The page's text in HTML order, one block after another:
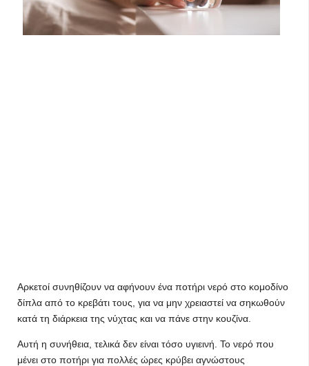
Αρκετοί συνηθίζουν να αφήνουν ένα ποτήρι νερό στο κομοδίνο
δίπλα από το κρεβάτι τους, για να μην χρειαστεί να σηκωθούν
κατά τη διάρκεια της νύχτας και να πάνε στην κουζίνα.
Αυτή η συνήθεια, τελικά δεν είναι τόσο υγιεινή. Το νερό που
μένει στο ποτήρι για πολλές ώρες κρύβει αγνώστους